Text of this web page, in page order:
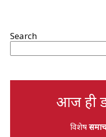
Search
आज ही
विशेष